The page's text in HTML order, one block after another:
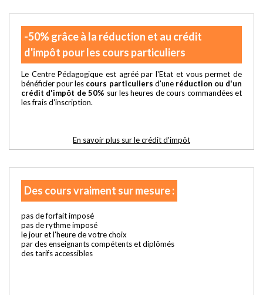
-50% grâce à la réduction et au crédit
d'impôt pour les cours particuliers
Le Centre Pédagogique est agréé par l'Etat et vous permet de
bénéficier pour les cours particuliers d'une réduction ou d'un
crédit d'impôt de 50% sur les heures de cours commandées et
les frais d'inscription.
En savoir plus sur le crédit d'impôt
Des cours vraiment sur mesure :
pas de forfait imposé
pas de rythme imposé
le jour et l'heure de votre choix
par des enseignants compétents et diplômés
des tarifs accessibles